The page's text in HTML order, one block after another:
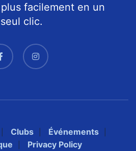
facilement en un
seul clic.
Clubs
Événements
Privacy Policy